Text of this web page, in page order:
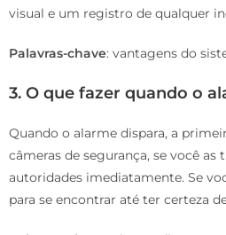
visual e um registro de qualquer
Palavras-chave: vantagens do
3. O que fazer quando o
Quando o alarme dispara, a
câmeras de segurança, se você
autoridades imediatamente. Se
para se encontrar até ter certeza